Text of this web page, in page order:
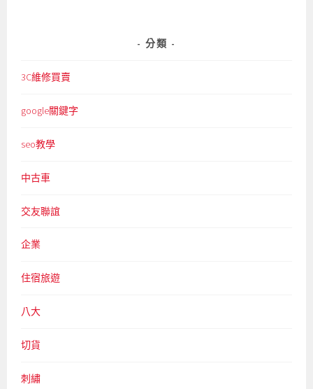
分類
3C維修買賣
google關鍵字
seo教學
中古車
交友聯誼
企業
住宿旅遊
八大
切貨
刺繡